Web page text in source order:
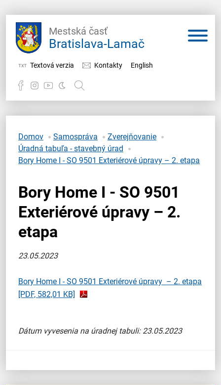
Mestská časť
Bratislava-Lamač
Textová verzia Kontakty English
Samospráva
Miestny úrad
Domov Samospráva
Zverejňovanie
Úradná tabuľa - stavebný úrad
Bory Home I - SO 9501 Exteriérové úpravy – 2. etapa
Bory Home I - SO 9501
Exteriérové úpravy – 2.
etapa
23.05.2023
Bory Home I - SO 9501 Exteriérové úpravy – 2. etapa
[PDF, 582,01 KB]
Dátum vyvesenia na úradnej tabuli: 23.05.2023